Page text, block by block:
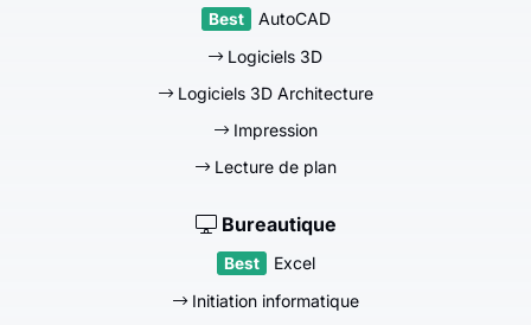
AutoCAD
Logiciels 3D
Logiciels 3D Architecture
Impression
Lecture de plan
Bureautique
Excel
Initiation informatique